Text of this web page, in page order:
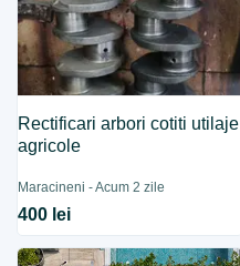
Rectificari arbori cotiti utilaje
agricole
Maracineni - Acum 2 zile
400 lei